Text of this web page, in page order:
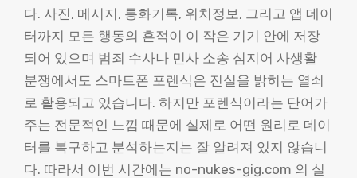
다. 사진, 메시지, 통화기록, 위치정보, 그리고 앱 데이
터까지 모든 행동의 흔적이 이 작은 기기 안에 저장
되어 있으며 범죄 수사나 민사 소송 심지어 사생활
분쟁에서도 스마트폰 포렌식은 진실을 밝히는 열쇠
로 활용되고 있습니다. 하지만 포렌식이라는 단어가
주는 전문적인 느낌 때문에 실제로 어떤 원리로 데이
터를 복구하고 분석하는지는 잘 알려져 있지 않습니
다. 따라서 이번 시간에는 no-nukes-gig.com 의 실